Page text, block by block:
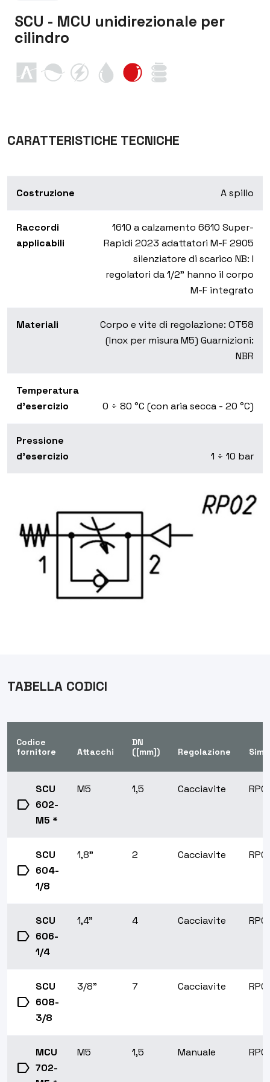
SCU - MCU unidirezionale per
cilindro
CARATTERISTICHE TECNICHE
Costruzione A spillo
Raccordi
applicabili
1610 a calzamento 6610 Super-
Rapidi 2023 adattatori M-F 2905
silenziatore di scarico NB: I
regolatori da 1/2" hanno il corpo
M-F integrato
Materiali
Corpo e vite di regolazione: OT58
(Inox per misura M5) Guarnizioni:
NBR
Temperatura
d'esercizio
0 ÷ 80 °C (con aria secca - 20 °C)
Pressione
d'esercizio
1 ÷ 10 bar
TABELLA CODICI
Codice
fornitore
Attacchi
DN
([mm])
Regolazione
label
SCU
602-
M5 *
M5 1,5 Cacciavite
label
SCU
604-
1/8
1,8" 2 Cacciavite
label
SCU
606-
1/4
1,4" 4 Cacciavite
label
SCU
608-
3/8
3/8" 7 Cacciavite
label
MCU
702-
M5 1,5 Manuale